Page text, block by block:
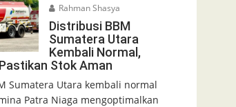
Rahman Shasya
Distribusi BBM
Sumatera Utara
Kembali Normal,
Stok Aman
Sumatera Utara kembali normal
Patra Niaga mengoptimalkan